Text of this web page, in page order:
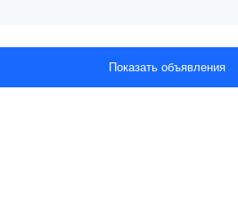
Показать объявления